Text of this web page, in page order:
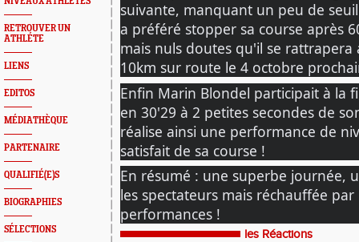
RETROUVER UN
ATHLÉTE
LIENS
EDITOS
MÉDIATHÈQUE
PARTENAIRE
QUALIFIÉ(E)S
BIOGRAPHIES
SÉLECTIONS
suivante, manquant un peu de
a préféré stopper sa course après
mais nuls doutes qu'il se rattrapera
10km sur route le 4 octobre
Enfin Marin Blondel participait à la
en 30'29 à 2 petites secondes de
réalise ainsi une performance de
satisfait de sa course !
En résumé : une superbe journée,
les spectateurs mais réchauffée
performances !
les Réactions